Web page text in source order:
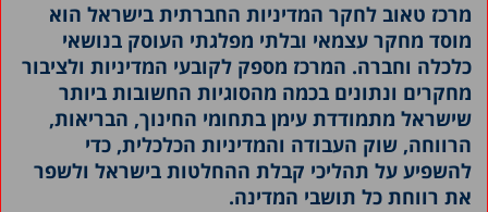
מרכז טאוב לחקר המדיניות החברתית בישראל הוא
מוסד מחקר עצמאי ובלתי מפלגתי העוסק בנושאי
כלכלה וחברה. המרכז מספק לקובעי המדיניות ולציבור
מחקרים ונתונים בכמה מהסוגיות החשובות ביותר
שישראל מתמודדת עימן בתחומי החינוך, הבריאות,
הרווחה, שוק העבודה והמדיניות הכלכלית, כדי
להשפיע על תהליכי קבלת ההחלטות בישראל ולשפר
את רווחת כל תושבי המדינה.